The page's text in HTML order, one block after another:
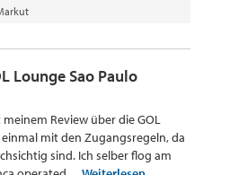
Lounge Sao Paulo
Review über die GOL
mit den Zugangsregeln, da
sind. Ich selber flog am